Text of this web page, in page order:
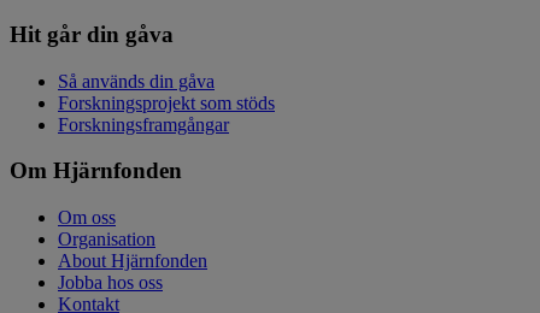
Hit går din gåva
Så används din gåva
Forskningsprojekt som stöds
Forskningsframgångar
Om Hjärnfonden
Om oss
Organisation
About Hjärnfonden
Jobba hos oss
Kontakt